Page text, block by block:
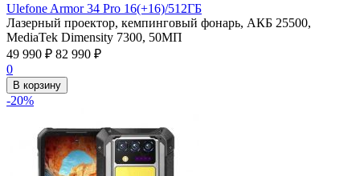
Ulefone Armor 34 Pro 16(+16)/512ГБ
Лазерный проектор, кемпинговый фонарь, АКБ 25500,
MediaTek Dimensity 7300, 50МП
49 990 ₽ 82 990 ₽
0
В корзину
-20%